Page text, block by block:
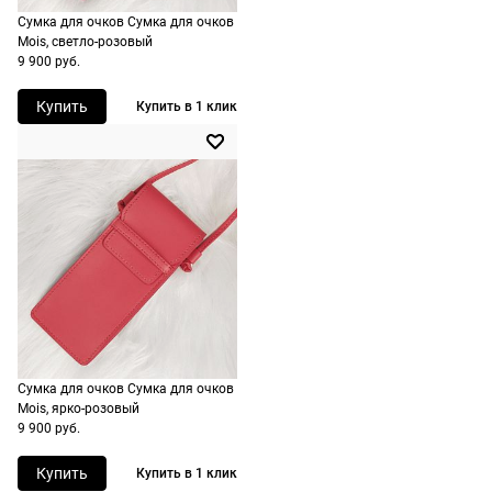
Долями
разделить оплату покупок на четыре
Сплит от Яндекс Пэй
оправы сразу или частями через
Сумка для очков Сумка для очков
Mois, светло-розовый
9 900 руб.
Купить Купить в 1 клик
Сумка для очков Сумка для очков
Mois, ярко-розовый
9 900 руб.
Купить Купить в 1 клик